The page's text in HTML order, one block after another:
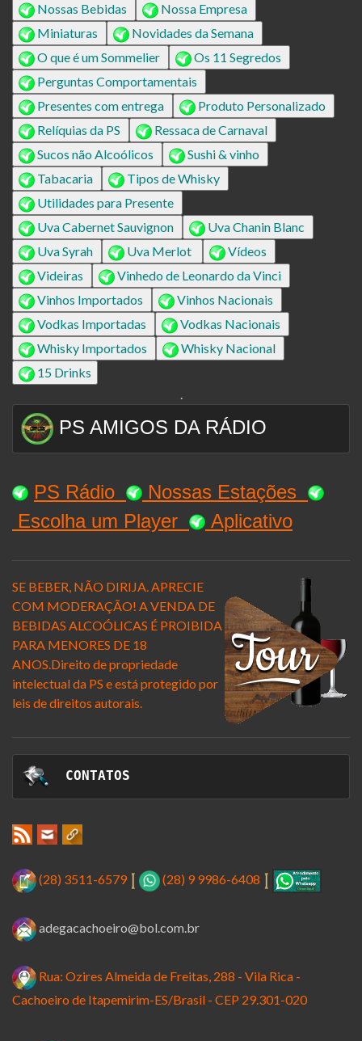
Nossas Bebidas
Nossa Empresa
Miniaturas
Novidades da Semana
O que é um Sommelier
Os 11 Segredos
Perguntas Comportamentais
Presentes com entrega
Produto Personalizado
Relíquias da PS
Ressaca de Carnaval
Sucos não Alcoólicos
Sushi & vinho
Tabacaria
Tipos de Whisky
Utilidades para Presente
Uva Cabernet Sauvignon
Uva Chanin Blanc
Uva Syrah
Uva Merlot
Vídeos
Videiras
Vinhedo de Leonardo da Vinci
Vinhos Importados
Vinhos Nacionais
Vodkas Importadas
Vodkas Nacionais
Whisky Importados
Whisky Nacional
15 Drinks
.
PS AMIGOS DA RÁDIO
PS Rádio Nossas Estações
Escolha um Player
Aplicativo
SE BEBER, NÃO DIRIJA. APRECIE
COM MODERAÇÃO! A VENDA DE
BEBIDAS ALCOÓLICAS É PROIBIDA
PARA MENORES DE 18
ANOS.Direito de propriedade
intelectual da PS e está protegido por
leis de direitos autorais.
CONTATOS
(28) 3511-6579 (28) 9 9986-6408
adegacachoeiro@bol.com.br
Rua: Ozires Almeida de Freitas, 288 - Vila Rica -
Cachoeiro de Itapemirim-ES/Brasil - CEP 29.301-020